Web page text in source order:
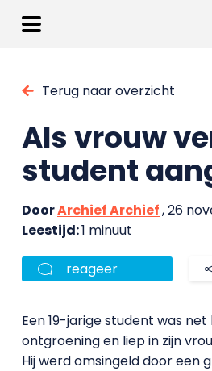
Terug naar overzicht
Als vrouw
student
DoorArchief Archief, 26
Leestijd:1 minuut
reageer
Een 19-jarige student was
ontgroening en liep in zijn
Hij werd omsingeld door een